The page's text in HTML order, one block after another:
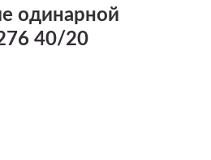
одинарной
40/20